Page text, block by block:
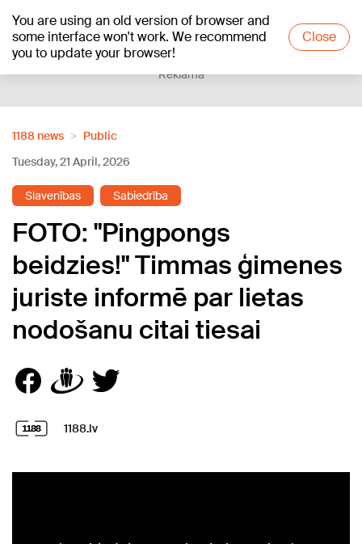
You are using an old version of browser and
some interface won't work. We recommend
you to update your browser!
Close
+17°C
Reklāma
1188 news
Public
Tuesday, 21 April, 2026
Slavenības Sabiedrība
FOTO: "Pingpongs
beidzies!" Timmas ģimenes
juriste informē par lietas
nodošanu citai tiesai
1188.lv